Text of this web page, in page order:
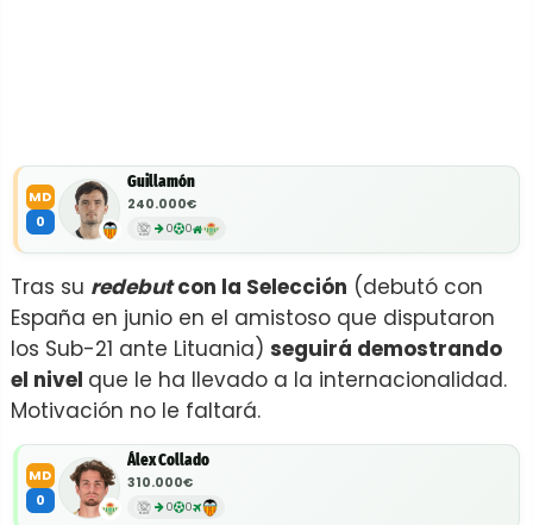
MD
0
Guillamón
240.000€
0 0
Tras su redebutcon la Selección (debutó con
España en junio en el amistoso que disputaron
los Sub-21 ante Lituania) seguirá demostrando
el nivel que le ha llevado a la internacionalidad.
Motivación no le faltará.
MD
0
Álex Collado
310.000€
0 0